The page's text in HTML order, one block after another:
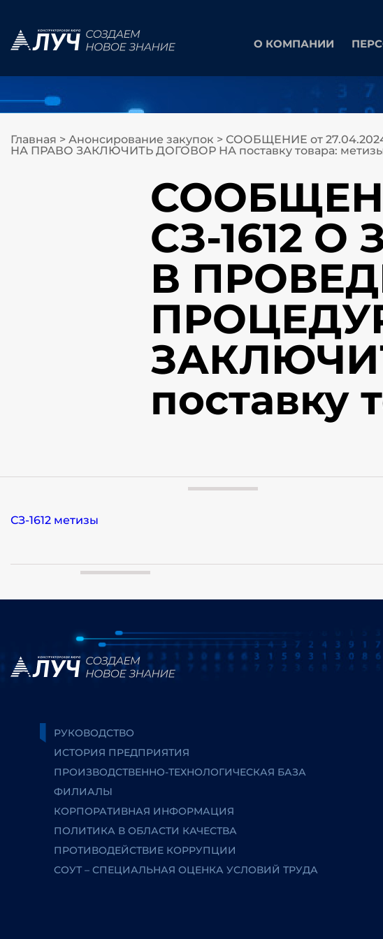
О КОМПАНИИ
Главная > Анонсирование закупок > СООБЩЕНИЕ от
НА ПРАВО ЗАКЛЮЧИТЬ ДОГОВОР НА поставку товара:
СЗ-1612
В
поставку
СЗ-1612 метизы
РУКОВОДСТВО
ИСТОРИЯ ПРЕДПРИЯТИЯ
ПРОИЗВОДСТВЕННО-ТЕХНОЛОГИЧЕСКАЯ БАЗА
ФИЛИАЛЫ
КОРПОРАТИВНАЯ ИНФОРМАЦИЯ
ПОЛИТИКА В ОБЛАСТИ КАЧЕСТВА
ПРОТИВОДЕЙСТВИЕ КОРРУПЦИИ
СОУТ – СПЕЦИАЛЬНАЯ ОЦЕНКА УСЛОВИЙ ТРУДА